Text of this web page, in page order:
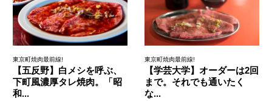
東京町焼肉最前線!
【五反野】白メシを呼ぶ、
下町風濃厚タレ焼肉。「昭
和...
東京町焼肉最前線!
【学芸大学】オーダーは2回
まで。それでも通いたく
な...